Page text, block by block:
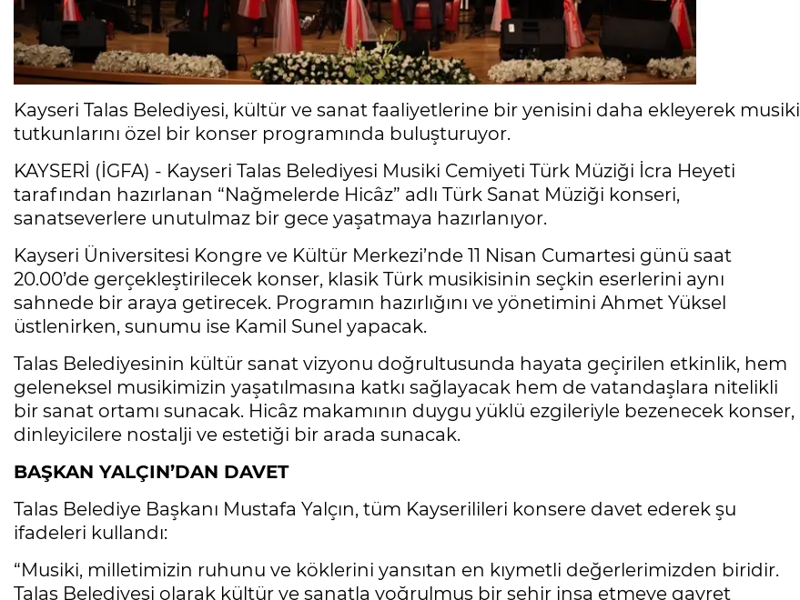
Kayseri Talas Belediyesi, kültür ve sanat faaliyetlerine bir yenisini daha ekleyerek musiki
tutkunlarını özel bir konser programında buluşturuyor.
KAYSERİ (İGFA) - Kayseri Talas Belediyesi Musiki Cemiyeti Türk Müziği İcra Heyeti
tarafından hazırlanan “Nağmelerde Hicâz” adlı Türk Sanat Müziği konseri,
sanatseverlere unutulmaz bir gece yaşatmaya hazırlanıyor.
Kayseri Üniversitesi Kongre ve Kültür Merkezi’nde 11 Nisan Cumartesi günü saat
20.00’de gerçekleştirilecek konser, klasik Türk musikisinin seçkin eserlerini aynı
sahnede bir araya getirecek. Programın hazırlığını ve yönetimini Ahmet Yüksel
üstlenirken, sunumu ise Kamil Sunel yapacak.
Talas Belediyesinin kültür sanat vizyonu doğrultusunda hayata geçirilen etkinlik, hem
geleneksel musikimizin yaşatılmasına katkı sağlayacak hem de vatandaşlara nitelikli
bir sanat ortamı sunacak. Hicâz makamının duygu yüklü ezgileriyle bezenecek konser,
dinleyicilere nostalji ve estetiği bir arada sunacak.
BAŞKAN YALÇIN’DAN DAVET
Talas Belediye Başkanı Mustafa Yalçın, tüm Kayserilileri konsere davet ederek şu
ifadeleri kullandı:
“Musiki, milletimizin ruhunu ve köklerini yansıtan en kıymetli değerlerimizden biridir.
Talas Belediyesi olarak kültür ve sanatla yoğrulmuş bir şehir inşa etmeye gayret